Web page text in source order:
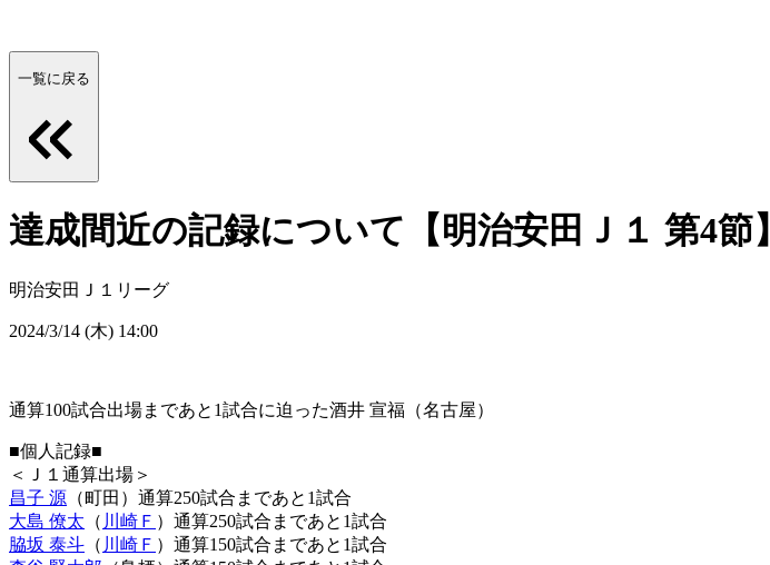
一覧に戻る
達成間近の記録について【明治安田Ｊ１ 第4節】
明治安田Ｊ１リーグ
2024/3/14 (木) 14:00
通算100試合出場まであと1試合に迫った酒井 宣福（名古屋）
■個人記録■
＜Ｊ１通算出場＞
昌子 源 （町田）通算250試合まであと1試合
大島 僚太 （ 川崎Ｆ ）通算250試合まであと1試合
脇坂 泰斗 （ 川崎Ｆ ）通算150試合まであと1試合